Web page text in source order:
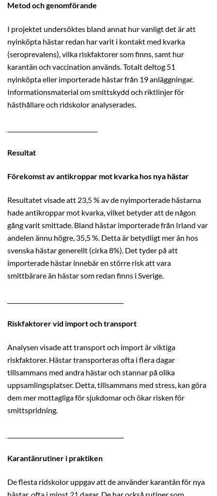
Metod och genomförande
I projektet undersöktes bland annat hur vanligt det är att
nyinköpta hästar redan har varit i kontakt med kvarka
(seroprevalens), vilka riskfaktorer som finns, samt hur
karantän och vaccination används. Totalt deltog 51
nyinköpta eller importerade hästar från 19 anläggningar.
Informationsmaterial om smittskydd och riktlinjer för
hästhållare och ridskolor analyserades.
Resultat
Förekomst av antikroppar mot kvarka hos nya hästar
Resultatet visade att 23,5 % av de nyimporterade hästarna
hade antikroppar mot kvarka, vilket betyder att de någon
gång varit smittade. Bland hästar importerade från Irland var
andelen ännu högre, 35,5 %. Detta är betydligt mer än hos
svenska hästar generellt (cirka 8%). Det tyder på att
importerade hästar innebär en större risk att vara
smittbärare än hästar som redan finns i Sverige.
Riskfaktorer vid import och transport
Analysen visade att transport och import är viktiga
riskfaktorer. Hästar transporteras ofta i flera dagar
tillsammans med andra hästar och stannar på olika
uppsamlingsplatser. Detta, tillsammans med stress, kan göra
dem mer mottagliga för sjukdomar och ökar risken för
smittspridning.
Karantänrutiner i praktiken
De flesta ridskolor uppgav att de använder karantän för nya